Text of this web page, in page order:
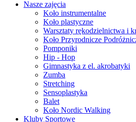
Nasze zajęcia
Koło instrumentalne
Koło plastyczne
Warsztaty rękodzielnictwa i
Koło Przyrodnicze
Pomponiki
Hip - Hop
Gimnastyka z el. akrobatyki
Zumba
Stretching
Sensoplastyka
Balet
Koło Nordic Walking
Kluby Sportowe